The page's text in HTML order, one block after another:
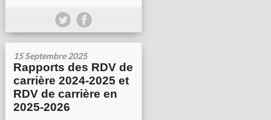
15 Septembre 2025
Rapports des RDV de
carrière 2024-2025 et
RDV de carrière en
2025-2026